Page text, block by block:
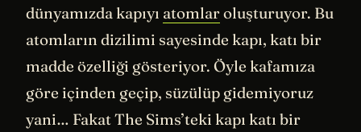
dünyamızda kapıyı atomlaroluşturuyor. Bu
atomların dizilimi sayesinde kapı, katı bir
madde özelliği gösteriyor. Öyle kafamıza
göre içinden geçip, süzülüp gidemiyoruz
yani… Fakat The Sims’teki kapı katı bir